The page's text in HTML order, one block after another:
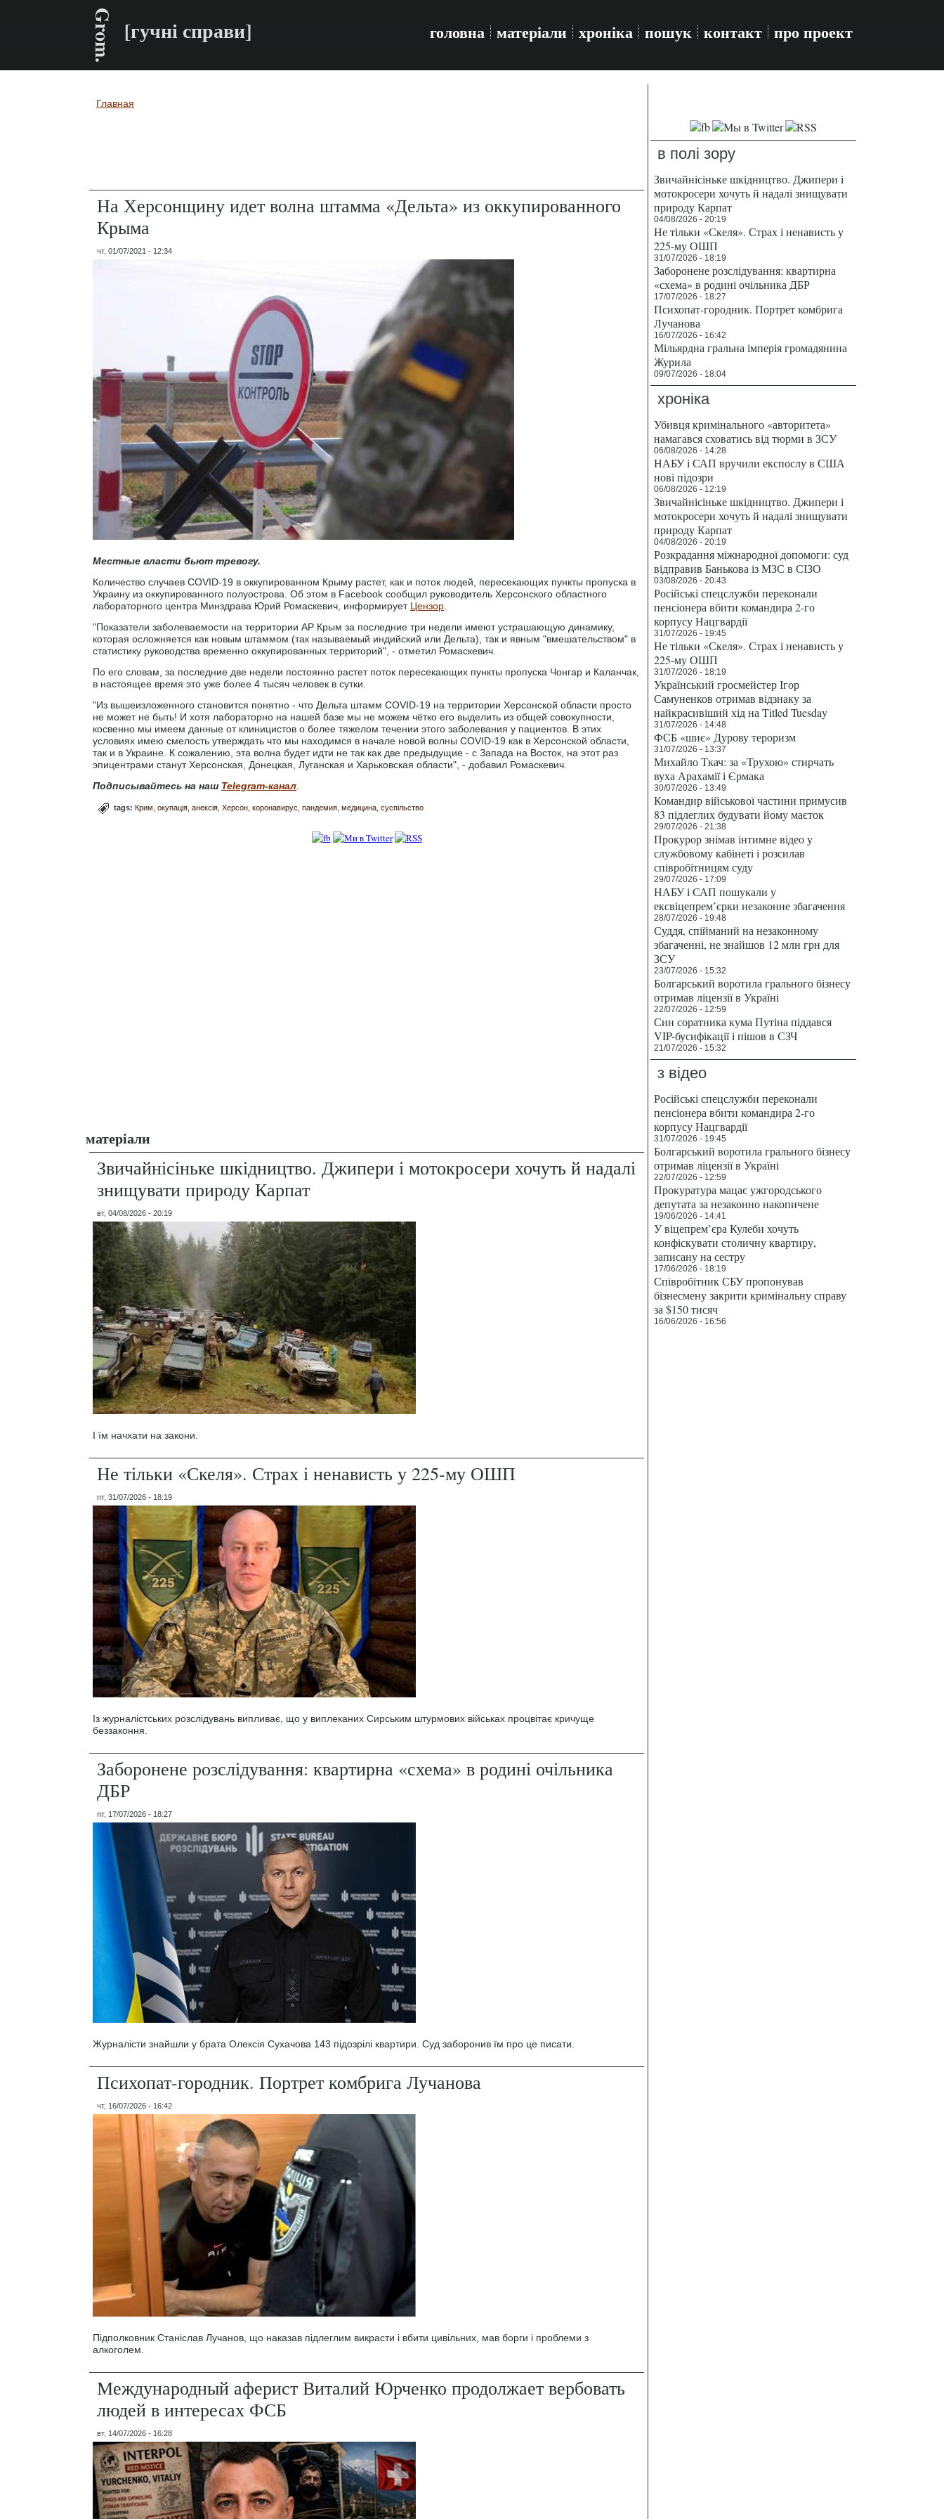
Grom. [гучні справи] головна матеріали хроніка пошук контакт про проект
Вы здесь
Главная
На Херсонщину идет волна штамма «Дельта» из оккупированного
Крыма
чт, 01/07/2021 - 12:34
Местные власти бьют тревогу.
Количество случаев COVID-19 в оккупированном Крыму растет, как и поток людей, пересекающих пункты пропуска в
Украину из оккупированного полуострова. Об этом в Facebook сообщил руководитель Херсонского областного
лабораторного центра Минздрава Юрий Ромаскевич, информирует Цензор
"Показатели заболеваемости на территории АР Крым за последние три недели имеют устрашающую динамику,
которая осложняется как новым штаммом (так называемый индийский или Дельта), так и явным "вмешательством" в
статистику руководства временно оккупированных территорий", - отметил Ромаскевич.
По его словам, за последние две недели постоянно растет поток пересекающих пункты пропуска Чонгар и Каланчак,
в настоящее время это уже более 4 тысяч человек в сутки.
"Из вышеизложенного становится понятно - что Дельта штамм COVID-19 на территории Херсонской области просто
не может не быть! И хотя лабораторно на нашей базе мы не можем чётко его выделить из общей совокупности,
косвенно мы имеем данные от клиницистов о более тяжелом течении этого заболевания у пациентов. В этих
условиях имею смелость утверждать что мы находимся в начале новой волны COVID-19 как в Херсонской области,
так и в Украине. К сожалению, эта волна будет идти не так как две предыдущие - с Запада на Восток, на этот раз
эпицентрами станут Херсонская, Донецкая, Луганская и Харьковская области", - добавил Ромаскевич.
Подписывайтесь на наш Telegram-канал
tags: Крим окупація анексія Херсон коронавирус пандемия медицина суспільство
матеріали
Звичайнісіньке шкідництво. Джипери і мотокросери хочуть й надалі
знищувати природу Карпат
вт, 04/08/2026 - 20:19
І їм начхати на закони.
Не тільки «Скеля». Страх і ненависть у 225-му ОШП
пт, 31/07/2026 - 18:19
Із журналістських розслідувань випливає, що у виплеканих Сирським штурмових військах процвітає кричуще
беззаконня.
Заборонене розслідування: квартирна «схема» в родині очільника
ДБР
пт, 17/07/2026 - 18:27
Журналісти знайшли у брата Олексія Сухачова 143 підозрілі квартири. Суд заборонив їм про це писати.
Психопат-городник. Портрет комбрига Лучанова
чт, 16/07/2026 - 16:42
Підполковник Станіслав Лучанов, що наказав підлеглим викрасти і вбити цивільних, мав борги і проблеми з
алкоголем.
Международный аферист Виталий Юрченко продолжает вербовать
людей в интересах ФСБ
вт, 14/07/2026 - 16:28
в полі зору
Звичайнісіньке шкідництво. Джипери і
мотокросери хочуть й надалі знищувати
природу Карпат
04/08/2026 - 20:19
Не тільки «Скеля». Страх і ненависть у
225-му ОШП
31/07/2026 - 18:19
Заборонене розслідування: квартирна
«схема» в родині очільника ДБР
17/07/2026 - 18:27
Психопат-городник. Портрет комбрига
Лучанова
16/07/2026 - 16:42
Мільярдна гральна імперія громадянина
Журила
09/07/2026 - 18:04
хроніка
Убивця кримінального «авторитета»
намагався сховатись від тюрми в ЗСУ
06/08/2026 - 14:28
НАБУ і САП вручили експослу в США
нові підозри
06/08/2026 - 12:19
Звичайнісіньке шкідництво. Джипери і
мотокросери хочуть й надалі знищувати
природу Карпат
04/08/2026 - 20:19
Розкрадання міжнародної допомоги: суд
відправив Банькова із МЗС в СІЗО
03/08/2026 - 20:43
Російські спецслужби переконали
пенсіонера вбити командира 2-го
корпусу Нацгвардії
31/07/2026 - 19:45
Не тільки «Скеля». Страх і ненависть у
225-му ОШП
31/07/2026 - 18:19
Український гросмейстер Ігор
Самуненков отримав відзнаку за
найкрасивіший хід на Titled Tuesday
31/07/2026 - 14:48
ФСБ «шиє» Дурову тероризм
31/07/2026 - 13:37
Михайло Ткач: за «Трухою» стирчать
вуха Арахамії і Єрмака
30/07/2026 - 13:49
Командир військової частини примусив
83 підлеглих будувати йому маєток
29/07/2026 - 21:38
Прокурор знімав інтимне відео у
службовому кабінеті і розсилав
співробітницям суду
29/07/2026 - 17:09
НАБУ і САП пошукали у
ексвіцепрем’єрки незаконне збагачення
28/07/2026 - 19:48
Суддя, спійманий на незаконному
збагаченні, не знайшов 12 млн грн для
ЗСУ
23/07/2026 - 15:32
Болгарський воротила грального бізнесу
отримав ліцензії в Україні
22/07/2026 - 12:59
Син соратника кума Путіна піддався
VIP-бусифікації і пішов в СЗЧ
21/07/2026 - 15:32
з відео
Російські спецслужби переконали
пенсіонера вбити командира 2-го
корпусу Нацгвардії
31/07/2026 - 19:45
Болгарський воротила грального бізнесу
отримав ліцензії в Україні
22/07/2026 - 12:59
Прокуратура мацає ужгородського
депутата за незаконно накопичене
19/06/2026 - 14:41
У віцепрем’єра Кулеби хочуть
конфіскувати столичну квартиру,
записану на сестру
17/06/2026 - 18:19
Співробітник СБУ пропонував
бізнесмену закрити кримінальну справу
за $150 тисяч
16/06/2026 - 16:56